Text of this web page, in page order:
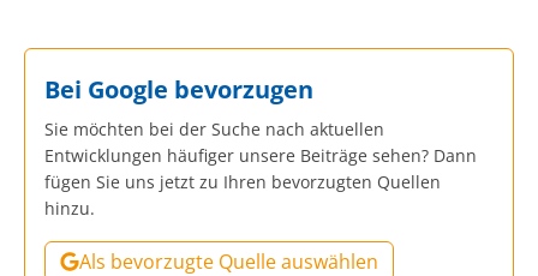
Bei Google bevorzugen
Sie möchten bei der Suche nach aktuellen
Entwicklungen häufiger unsere Beiträge sehen? Dann
fügen Sie uns jetzt zu Ihren bevorzugten Quellen
hinzu.
Als bevorzugte Quelle auswählen